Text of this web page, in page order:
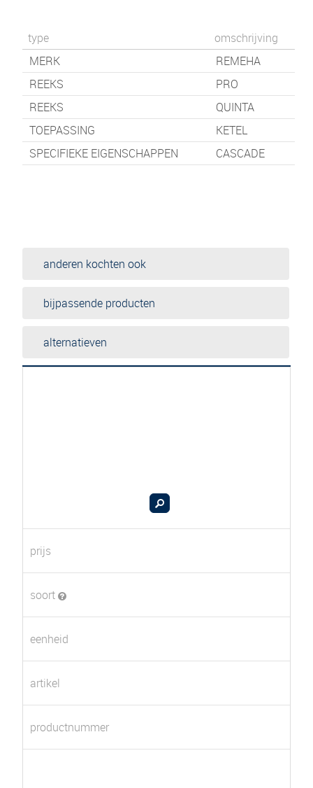
type
omschrijving
MERK
REMEHA
REEKS
PRO
REEKS
QUINTA
TOEPASSING
KETEL
SPECIFIEKE EIGENSCHAPPEN
CASCADE
anderen kochten ook
bijpassende producten
alternatieven
prijs
soort
eenheid
artikel
productnummer